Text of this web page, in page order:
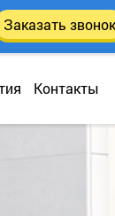
Контакты
Заказать звонок